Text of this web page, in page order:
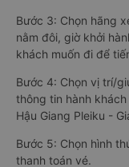
Bước 3: Chọn hãng
nằm đôi, giờ khởi
khách muốn đi để
Bước 4: Chọn vị trí/
thông tin hành
Hậu Giang Pleiku -
Bước 5: Chọn hình
thanh toán vé.